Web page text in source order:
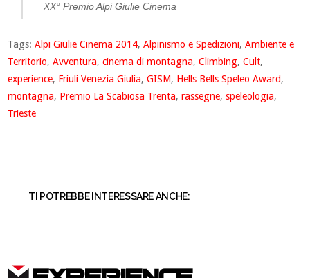
XX° Premio Alpi Giulie Cinema
Tags:Alpi Giulie Cinema 2014,Alpinismo e Spedizioni,Ambiente e
Territorio,Avventura,cinema di montagna,Climbing,Cult,
experience, Friuli Venezia Giulia,GISM, Hells Bells Speleo Award,
montagna, Premio La Scabiosa Trenta,rassegne,speleologia,
Trieste
TI POTREBBE INTERESSARE ANCHE: